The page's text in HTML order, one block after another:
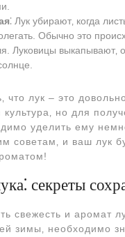
⁚ Лук убирают‚ когда
Обычно это
Луковицы выкапывают‚
что лук – это довольно
культура‚ но для
уделить ему
советам‚ и ваш лук
секреты
свежесть и аромат
зимы‚ необходимо